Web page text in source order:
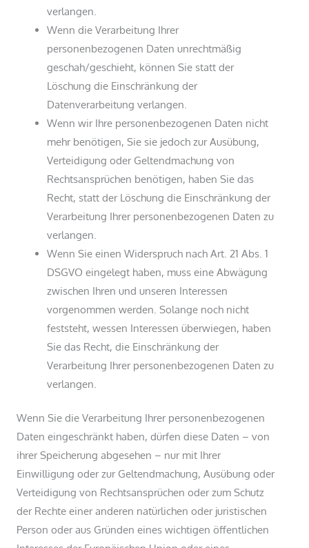
verlangen.
Wenn die Verarbeitung Ihrer
personenbezogenen Daten unrechtmäßig
geschah/geschieht, können Sie statt der
Löschung die Einschränkung der
Datenverarbeitung verlangen.
Wenn wir Ihre personenbezogenen Daten nicht
mehr benötigen, Sie sie jedoch zur Ausübung,
Verteidigung oder Geltendmachung von
Rechtsansprüchen benötigen, haben Sie das
Recht, statt der Löschung die Einschränkung der
Verarbeitung Ihrer personenbezogenen Daten zu
verlangen.
Wenn Sie einen Widerspruch nach Art. 21 Abs. 1
DSGVO eingelegt haben, muss eine Abwägung
zwischen Ihren und unseren Interessen
vorgenommen werden. Solange noch nicht
feststeht, wessen Interessen überwiegen, haben
Sie das Recht, die Einschränkung der
Verarbeitung Ihrer personenbezogenen Daten zu
verlangen.
Wenn Sie die Verarbeitung Ihrer personenbezogenen
Daten eingeschränkt haben, dürfen diese Daten – von
ihrer Speicherung abgesehen – nur mit Ihrer
Einwilligung oder zur Geltendmachung, Ausübung oder
Verteidigung von Rechtsansprüchen oder zum Schutz
der Rechte einer anderen natürlichen oder juristischen
Person oder aus Gründen eines wichtigen öffentlichen